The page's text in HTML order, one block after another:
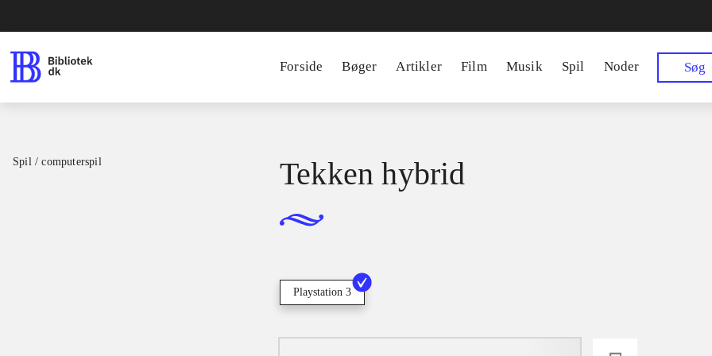
Forside Bøger Artikler Film Musik Spil Noder Søg
Spil / computerspil Tekken hybrid
Playstation 3